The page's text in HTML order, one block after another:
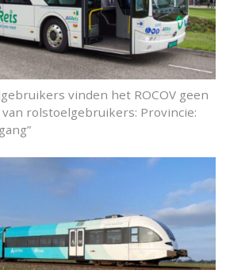
vinden het ROCOV geen
rolstoelgebruikers: Provincie: